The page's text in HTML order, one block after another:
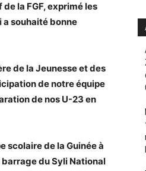
la FGF, exprimé les
a souhaité bonne
de la Jeunesse et des
de notre équipe
de nos U-23 en
scolaire de la Guinée à
barrage du Syli National